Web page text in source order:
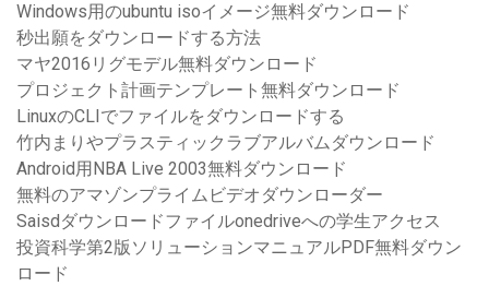
Windows用のubuntu isoイメージ無料ダウンロード
秒出願をダウンロードする方法
マヤ2016リグモデル無料ダウンロード
プロジェクト計画テンプレート無料ダウンロード
LinuxのCLIでファイルをダウンロードする
竹内まりやプラスティックラブアルバムダウンロード
Android用NBA Live 2003無料ダウンロード
無料のアマゾンプライムビデオダウンローダー
Saisdダウンロードファイルonedriveへの学生アクセス
投資科学第2版ソリューションマニュアルPDF無料ダウン
ロード